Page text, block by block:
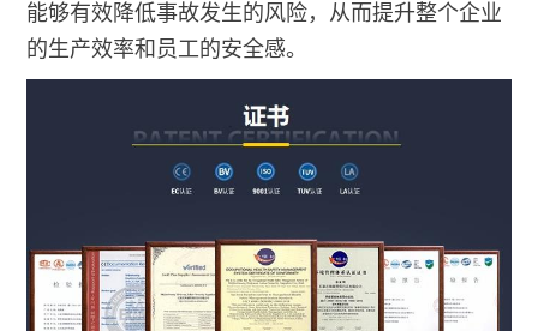
能够有效降低事故发生的风险，从而提升整个企业
的生产效率和员工的安全感。